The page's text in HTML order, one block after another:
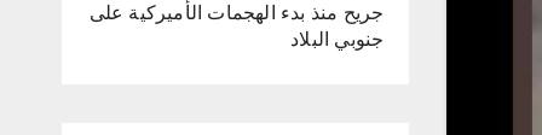
جريح منذ بدء الهجمات الأميركية على
جنوبي البلاد